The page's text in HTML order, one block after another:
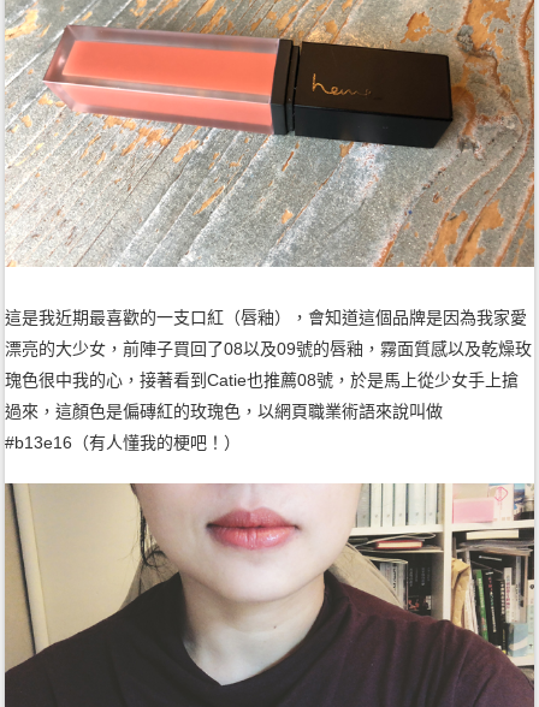
這是我近期最喜歡的一支口紅（唇釉），會知道這個品牌是因為我家愛
漂亮的大少女，前陣子買回了08以及09號的唇釉，霧面質感以及乾燥玫
瑰色很中我的心，接著看到Catie也推薦08號，於是馬上從少女手上搶
過來，這顏色是偏磚紅的玫瑰色，以網頁職業術語來說叫做
#b13e16（有人懂我的梗吧！）